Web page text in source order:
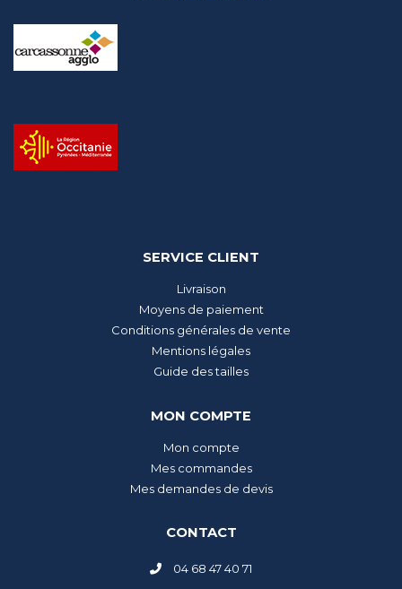
SERVICE CLIENT
Livraison
Moyens de paiement
Conditions générales de vente
Mentions légales
Guide des tailles
MON COMPTE
Mon compte
Mes commandes
Mes demandes de devis
CONTACT
04 68 47 40 71